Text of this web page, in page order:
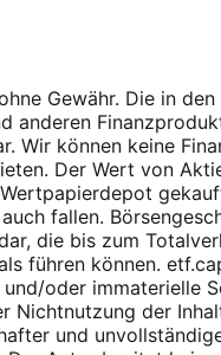
Gewähr. Die in
anderen
Wir können keine
Der Wert von
fallen.
die bis zum
führen können.
oder immaterielle
Nichtnutzung der
und